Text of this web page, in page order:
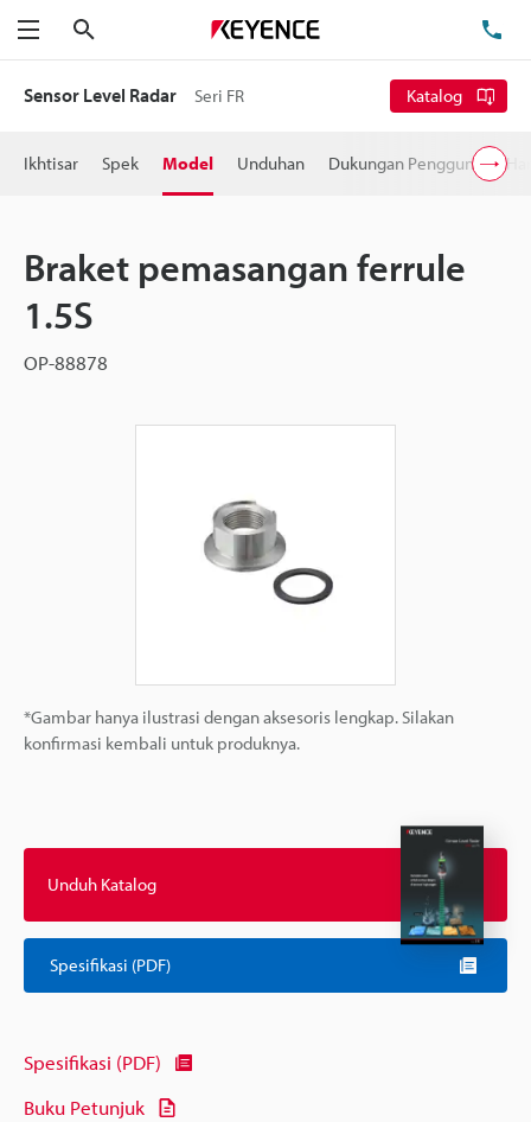
Menu
Sensor Level Radar Seri FR Katalog
Ikhtisar Spek Model Unduhan Dukungan Pengguna
Braket pemasangan ferrule
1.5S
OP-88878
*Gambar hanya ilustrasi dengan aksesoris lengkap. Silakan
konfirmasi kembali untuk produknya.
Unduh Katalog
Spesifikasi (PDF)
Spesifikasi (PDF)
Buku Petunjuk